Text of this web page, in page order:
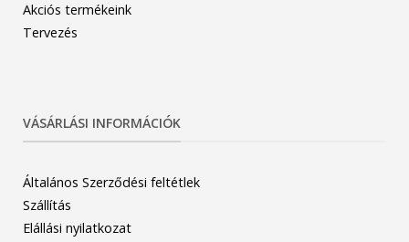
Akciós termékeink
Tervezés
VÁSÁRLÁSI INFORMÁCIÓK
Általános Szerződési feltétlek
Szállítás
Elállási nyilatkozat